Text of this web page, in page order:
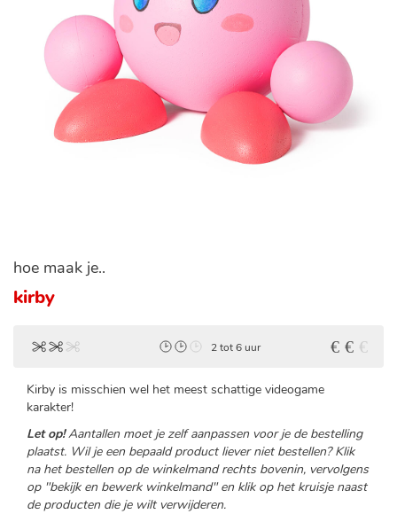
hoe maak je..
kirby
2 tot 6 uur
Kirby is misschien wel het meest schattige videogame
karakter!
Let op!Aantallen moet je zelf aanpassen voor je de bestelling
plaatst. Wil je een bepaald product liever niet bestellen? Klik
na het bestellen op de winkelmand rechts bovenin, vervolgens
op "bekijk en bewerk winkelmand" en klik op het kruisje naast
de producten die je wilt verwijderen.